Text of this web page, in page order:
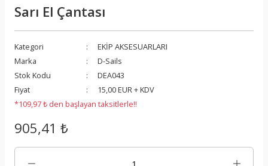
Sarı El Çantası
Kategori
EKİP AKSESUARLARI
Marka
D-Sails
Stok Kodu
DEA043
Fiyat
15,00 EUR + KDV
*109,97 ₺ den başlayan taksitlerle!!
905,41 ₺